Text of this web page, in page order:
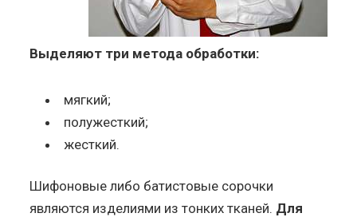
Выделяют три метода обработки:
мягкий;
полужесткий;
жесткий.
Шифоновые либо батистовые сорочки
являются изделиями из тонких тканей. Для